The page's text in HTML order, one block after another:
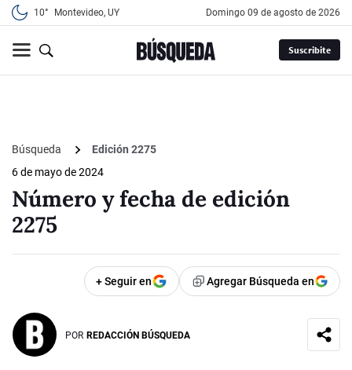
10° Montevideo, UY domingo 09 de agosto de 2026
Suscribite
Búsqueda
Edición 2275
6 de mayo de 2024
Número y fecha de edición
2275
+ Seguir en Agregar Búsqueda en
POR REDACCIÓN BÚSQUEDA